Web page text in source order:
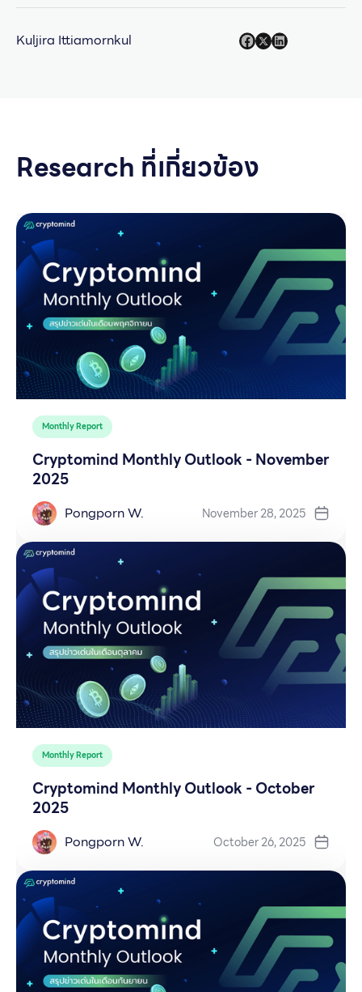
Kuljira Ittiamornkul
Research ที่เกี่ยวข้อง
Monthly Report
Cryptomind Monthly Outlook - November
2025
Pongporn W. November 28, 2025
Monthly Report
Cryptomind Monthly Outlook - October
2025
Pongporn W. October 26, 2025